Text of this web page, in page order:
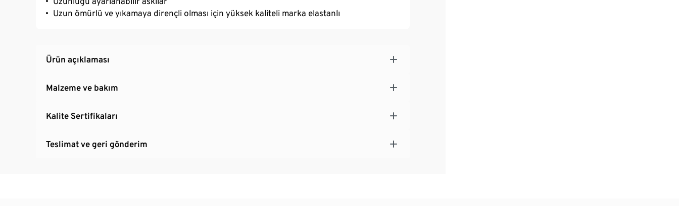
Uzun ömürlü ve yıkamaya dirençli olması için yüksek kaliteli marka elastanlı
Ürün açıklaması
Malzeme ve bakım
Kalite Sertifikaları
Teslimat ve geri gönderim